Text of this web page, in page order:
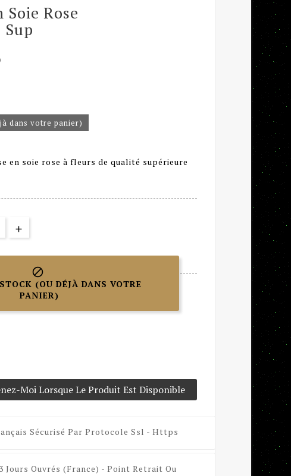
Rose
dans votre panier)
en soie rose à fleurs de qualité supérieure

(OU DÉJÀ DANS VOTRE
PANIER)
Moi Lorsque Le Produit Est Disponible
Sécurisé Par Protocole Ssl - Https
Jours Ouvrés (France) - Point Retrait Ou